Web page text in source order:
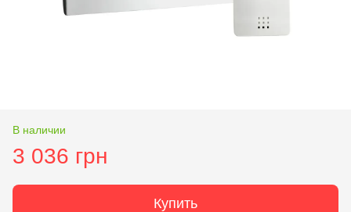
В наличии
3 036 грн
Купить